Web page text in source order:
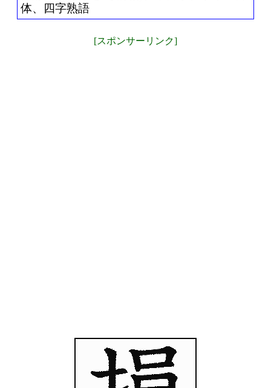
体、四字熟語
[スポンサーリンク]